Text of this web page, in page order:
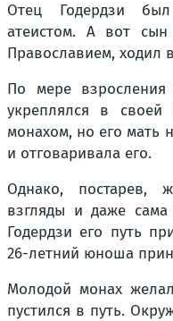
Отец Годердзи
атеистом. А вот
Православием, ходил
По мере
укреплялся в
монахом, но его мать
и отговаривала его.
Однако, постарев,
взгляды и даже
Годердзи его путь
26-летний юноша
Молодой монах
пустился в путь.